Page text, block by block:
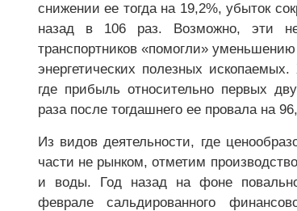
снижении ее тогда на 19,2%, убыток
назад в 106 раз. Возможно, эти
транспортников «помогли»
энергетических полезных
где прибыль относительно первых
раза после тогдашнего ее провала на
Из видов деятельности, где
части не рынком, отметим
и воды. Год назад на фоне
феврале сальдированного